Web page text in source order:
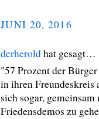
JUNI 20, 2016
derheroldhat gesagt…
"57 Prozent der
in ihren Freundeskreis
sich sogar,
Friedensdemos zu